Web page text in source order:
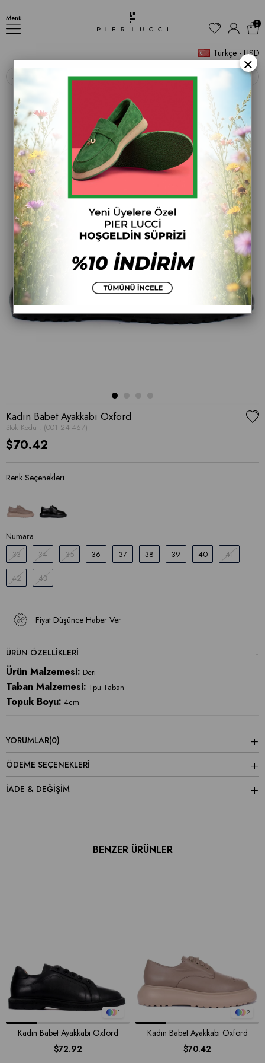
Menü
Türkçe - USD
0
‹ ›
Kadın Babet Ayakkabı Oxford
Stok Kodu (001 24-467)
$70.42
Numara
33 34 35 36 37 38 39 40 41
42 43
Fiyat Düşünce Haber Ver
ÜRÜN ÖZELLIKLERI
Ürün Malzemesi: Deri
Taban Malzemesi: Tpu Taban
Topuk Boyu: 4cm
YORUMLAR(0)
ÖDEME SEÇENEKLERI
İADE & DEĞİŞİM
BENZER ÜRÜNLER
1
Kadın Babet Ayakkabı Oxford
$72.92
2
Kadın Babet Ayakkabı Oxford
$70.42
×